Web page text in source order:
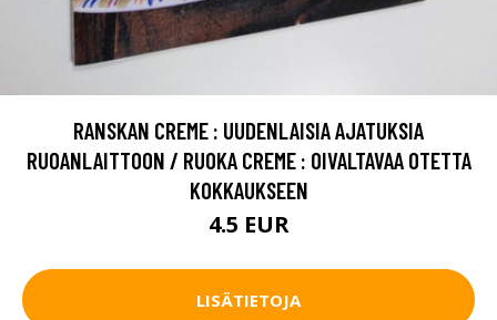
RANSKAN CREME : UUDENLAISIA AJATUKSIA
RUOANLAITTOON / RUOKA CREME : OIVALTAVAA OTETTA
KOKKAUKSEEN
4.5 EUR
LISÄTIETOJA